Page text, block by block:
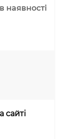
наявності
сайті